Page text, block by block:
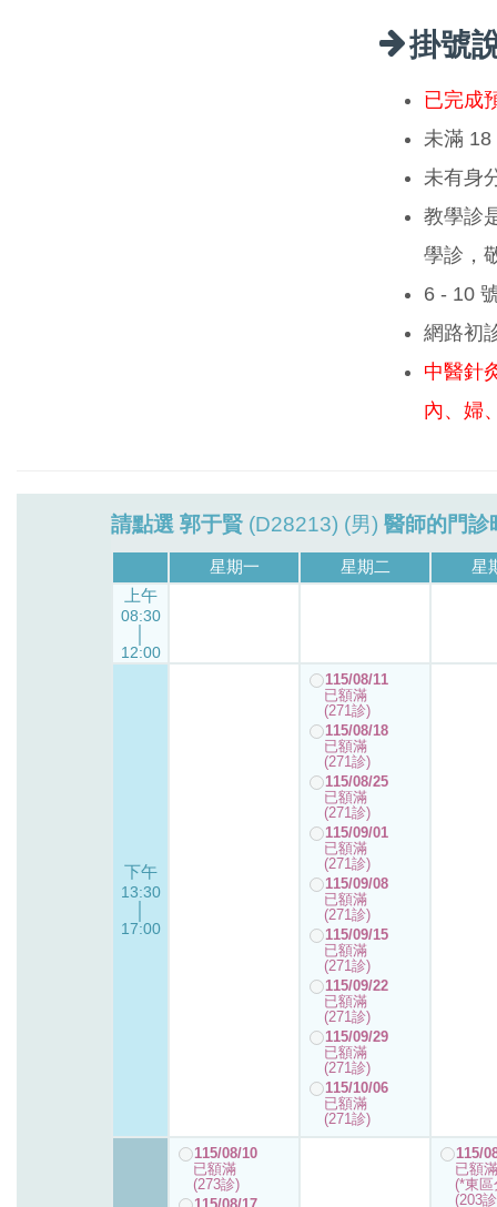
掛號
已完成
未滿 18
未有身
教學診
學診，
6 - 10
網路初
中醫針
內、婦